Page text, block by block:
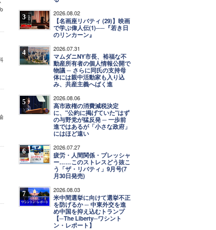
3 2026.08.02
【名画座リバティ (29)】映画
で学ぶ偉人伝(1)──『若き日
のリンカーン』
4 2026.07.31
マムダニNY市長、裕福な不
動産所有者の個人情報公開で
物議 ─ さらに同氏の支持母
体には親中活動家も入り込
み、共産主義へばく進
5 2026.08.06
高市政権の消費減税決定
に、"公約に掲げていた"はず
の与野党が猛反発 ─ 一歩前
進ではあるが「小さな政府」
にはほど遠い
6 2026.07.27
疲労・人間関係・プレッシャ
ー……このストレスどう抜こ
う「ザ・リバティ」9月号(7
月30日発売)
7 2026.08.03
米中間選挙に向けて選挙不正
を防げるか ─ 中東外交を進
め中国を抑え込むトランプ
【─The Liberty─ワシント
ン・レポート】